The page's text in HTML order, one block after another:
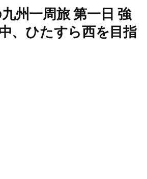
州一周旅 第一日 強
、ひたすら西を目指